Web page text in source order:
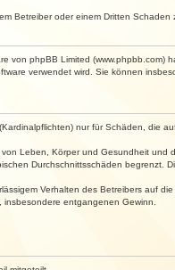
Betreiber oder einem Dritten Schaden
von phpBB Limited
verwendet wird. Sie können
nur für Schäden, die
Leben, Körper und Gesundheit und
Durchschnittsschäden begrenzt.
Verhalten des Betreibers auf
entgangenen Gewinn.